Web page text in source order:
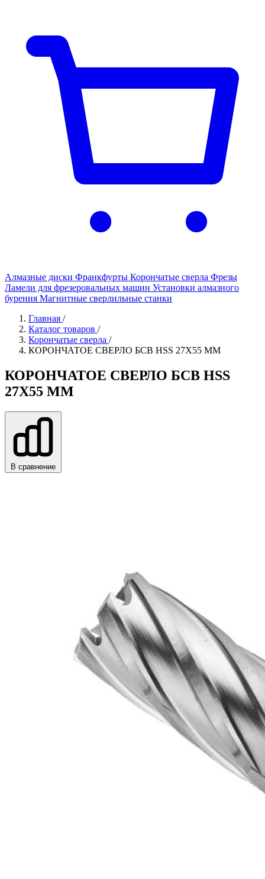
Алмазные диски Франкфурты Корончатые сверла Фрезы
Ламели для фрезеровальных машин Установки алмазного
бурения Магнитные сверлильные станки
Главная /
Каталог товаров /
Корончатые сверла /
КОРОНЧАТОЕ СВЕРЛО БСВ HSS 27X55 ММ
КОРОНЧАТОЕ СВЕРЛО БСВ HSS
27X55 ММ
В сравнение